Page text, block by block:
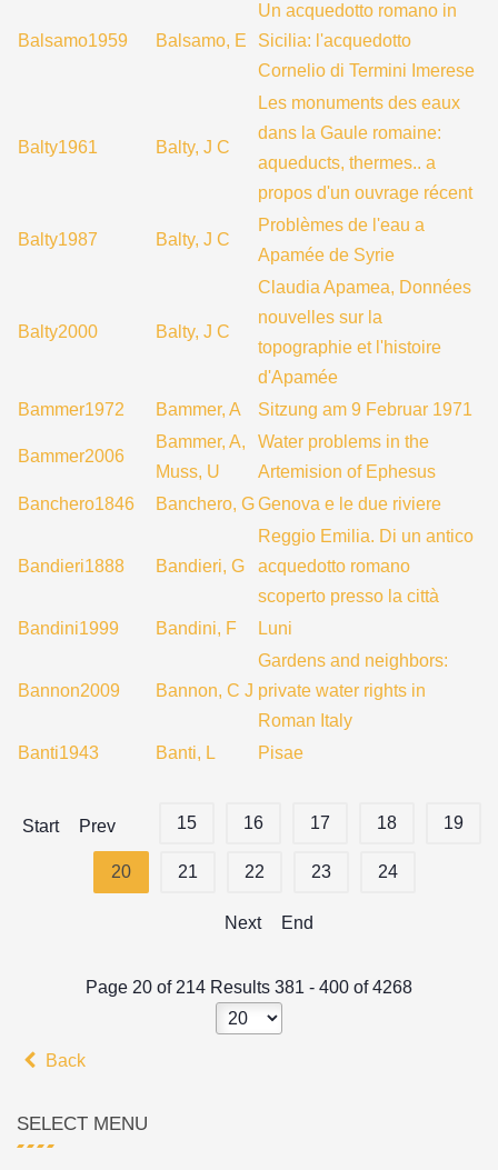
Balsamo1959 Balsamo, E
Un acquedotto romano in
Sicilia: l'acquedotto
Cornelio di Termini Imerese
Balty1961 Balty, J C
Les monuments des eaux
dans la Gaule romaine:
aqueducts, thermes.. a
propos d'un ouvrage récent
Balty1987 Balty, J C
Problèmes de l'eau a
Apamée de Syrie
Balty2000 Balty, J C
Claudia Apamea, Données
nouvelles sur la
topographie et l'histoire
d'Apamée
Bammer1972
Bammer, A Sitzung am 9 Februar 1971
Bammer2006
Bammer, A,
Muss, U
Water problems in the
Artemision of Ephesus
Banchero1846
Banchero, GGenova e le due riviere
Bandieri1888 Bandieri, G
Reggio Emilia. Di un antico
acquedotto romano
scoperto presso la città
Bandini1999
Bandini, F Luni
Bannon2009 Bannon, C J
Gardens and neighbors:
private water rights in
Roman Italy
Banti1943
Banti, L Pisae
Start Prev 15 16 17 18 19
20 21 22 23 24
Next End
Page 20 of 214 Results 381 - 400 of 4268
Back
SELECT MENU